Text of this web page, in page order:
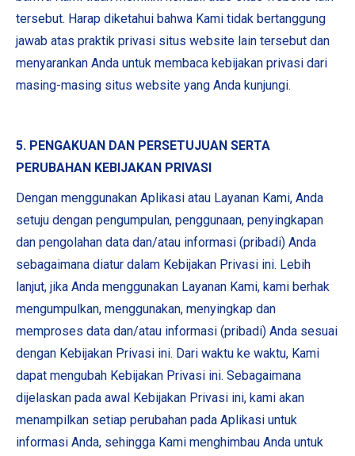
tersebut. Harap diketahui bahwa Kami tidak bertanggung
jawab atas praktik privasi situs website lain tersebut dan
menyarankan Anda untuk membaca kebijakan privasi dari
masing-masing situs website yang Anda kunjungi.
5. PENGAKUAN DAN PERSETUJUAN SERTA
PERUBAHAN KEBIJAKAN PRIVASI
Dengan menggunakan Aplikasi atau Layanan Kami, Anda
setuju dengan pengumpulan, penggunaan, penyingkapan
dan pengolahan data dan/atau informasi (pribadi) Anda
sebagaimana diatur dalam Kebijakan Privasi ini. Lebih
lanjut, jika Anda menggunakan Layanan Kami, kami berhak
mengumpulkan, menggunakan, menyingkap dan
memproses data dan/atau informasi (pribadi) Anda sesuai
dengan Kebijakan Privasi ini. Dari waktu ke waktu, Kami
dapat mengubah Kebijakan Privasi ini. Sebagaimana
dijelaskan pada awal Kebijakan Privasi ini, kami akan
menampilkan setiap perubahan pada Aplikasi untuk
informasi Anda, sehingga Kami menghimbau Anda untuk